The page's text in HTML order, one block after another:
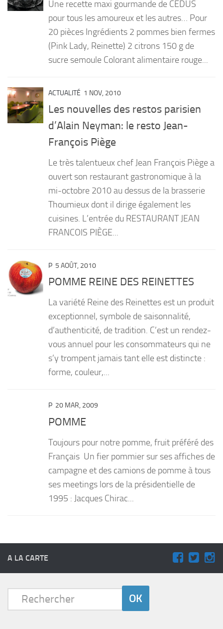
Une recette maxi gourmande de CEDUS
pour tous les amoureux et les autres… Pour
20 pièces Ingrédients 2 pommes bien fermes
(Pink Lady, Reinette) 2 citrons 150 g de
sucre semoule Colorant alimentaire rouge...
ACTUALITÉ 1 NOV, 2010
Les nouvelles des restos parisien
d’Alain Neyman: le resto Jean-
François Piège
Le très talentueux chef Jean François Piège a
ouvert son restaurant gastronomique à la
mi-octobre 2010 au dessus de la brasserie
Thoumieux dont il dirige également les
cuisines. L’entrée du RESTAURANT JEAN
FRANCOIS PIÈGE...
P 5 AOÛT, 2010
POMME REINE DES REINETTES
La variété Reine des Reinettes est un produit
exceptionnel, symbole de saisonnalité,
d’authenticité, de tradition. C’est un rendez-
vous annuel pour les consommateurs qui ne
s’y trompent jamais tant elle est distincte :
forme, couleur,...
P 20 MAR, 2009
POMME
Toujours pour notre pomme, fruit préféré des
Français Un fier pommier sur ses affiches de
campagne et des camions de pomme à tous
ses meetings lors de la présidentielle de
1995 : Jacques Chirac...
A LA CARTE